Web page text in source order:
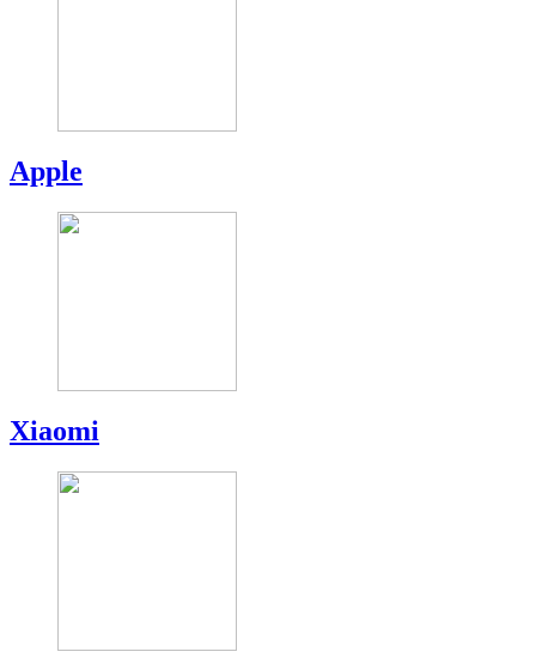
Apple
Xiaomi